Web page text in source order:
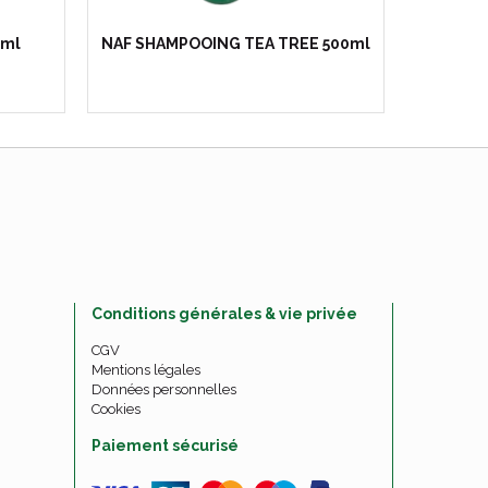
NAF SHAMPOOING TEA TREE 500ml
Conditions générales & vie privée
CGV
Mentions légales
Données personnelles
Cookies
Paiement sécurisé